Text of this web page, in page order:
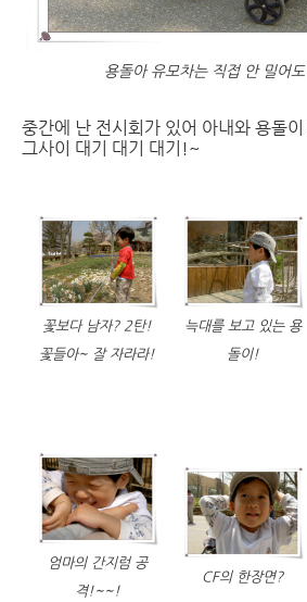
용돌아 유모차는 직접 안 밀어
중간에 난 전시회가 있어 아내와 용돌
그사이 대기 대기 대기!~
꽃보다 남자? 2탄!
꽃들아~ 잘 자라라!
늑대를 보고 있는 용
돌이!
엄마의 간지럼 공
격!~~!
CF의 한장면?